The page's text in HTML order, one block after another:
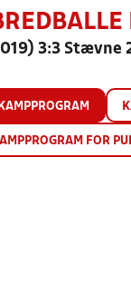
3:3 Stævne
KAMPPROGRAM
FOR